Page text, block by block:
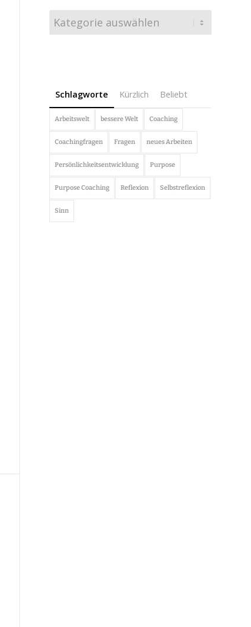
Schlagworte Kürzlich Beliebt
Arbeitswelt bessere Welt Coaching
Coachingfragen Fragen neues Arbeiten
Persönlichkeitsentwicklung Purpose
Purpose Coaching Reflexion Selbstreflexion
Sinn